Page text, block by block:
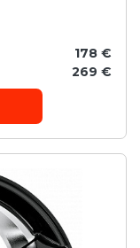
178 €
269 €